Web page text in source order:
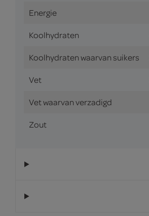
Energie
Koolhydraten
Koolhydraten waarvan suikers
Vet
Vet waarvan verzadigd
Zout